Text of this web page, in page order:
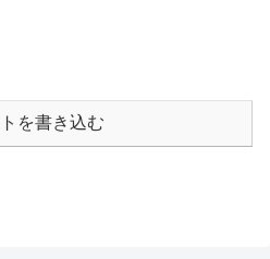
を書き込む